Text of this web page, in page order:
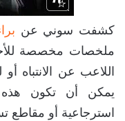
كشفت سوني عن
ملخصات مخصصة
اللاعب عن الانتباه
يمكن أن تكون
استرجاعية أو مقاطع